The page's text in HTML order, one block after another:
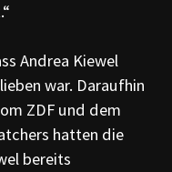
Andrea Kiewel
war. Daraufhin
ZDF und dem
hatten die
bereits